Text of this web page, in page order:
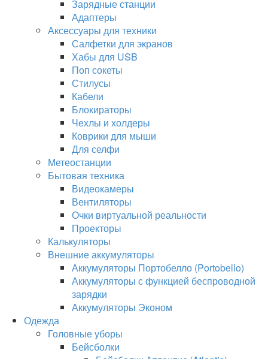
Зарядные станции
Адаптеры
Аксессуары для техники
Салфетки для экранов
Хабы для USB
Поп сокеты
Стилусы
Кабели
Блокираторы
Чехлы и холдеры
Коврики для мыши
Для селфи
Метеостанции
Бытовая техника
Видеокамеры
Вентиляторы
Очки виртуальной реальности
Проекторы
Калькуляторы
Внешние аккумуляторы
Аккумуляторы Портобелло (Portobello)
Аккумуляторы с функцией беспроводной
зарядки
Аккумуляторы Эконом
Одежда
Головные уборы
Бейсболки